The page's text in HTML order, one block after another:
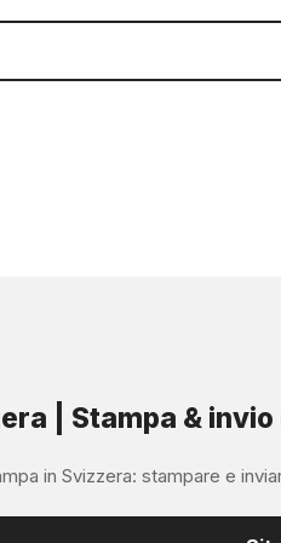
| Stampa &
in Svizzera: stampare e